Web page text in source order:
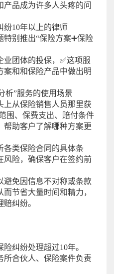
品成为许多人头疼的问
纷10年以上的律师
别推出“保险方案➕保险
团体的投保，✅这项服
案和和保险产品中做出明
析”服务的使用场景
上从保险销售人员那里获
围、保费支出、赔付条件
帮助客户了解哪种方案更
各类保险合同的具体条
风险，确保客户在签约前
避免因信息不对称或条款
节省大量时间和精力，
纠纷。
纠纷处理超过10年。
所合伙人、保险案件负责